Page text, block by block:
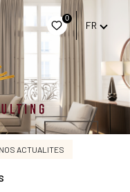
0
FR
NOS ACTUALITES